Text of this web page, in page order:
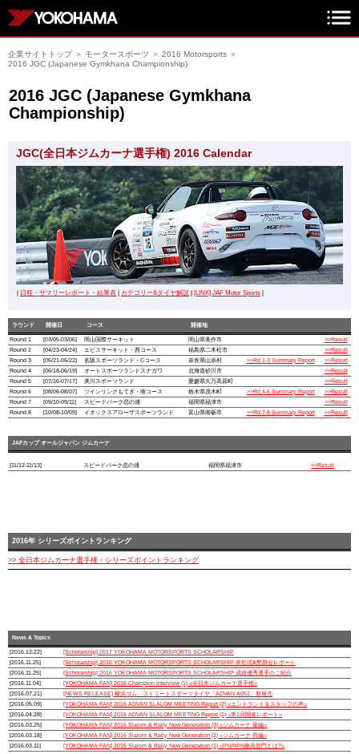
企業サイトトップ＞ モータースポーツ ＞ 2016 Motorsports ＞
2016 JGC (Japanese Gymkhana Championship)
2016 JGC (Japanese Gymkhana
Championship)
JGC(全日本ジムカーナ選手権) 2016 Calendar
日程・サマリーレポート・結果表 カテゴリー&タイヤ解説 [LINK] JAF Motor Sports
ラウンド 開催日 コース
開催地
Round 1
[03/05-03/06] 岡山国際サーキット 岡山県美作市
>>Result
Round 2
[04/23-04/24] エビスサーキット・西コース 福島県二本松市
>>Result
Round 3
[05/21-05/22] 名阪スポーツランド・Cコース 奈良県山添村 >>Rd.1-3 Summary Report
>>Result
Round 4
[06/18-06/19] オートスポーツランドスナガワ 北海道砂川市
>>Result
Round 5
[07/16-07/17] 美川スポーツランド 愛媛県久万高原町
>>Result
Round 6
[08/06-08/07] ツインリンクもてぎ・南コース 栃木県茂木町 >>Rd.4-6 Summary Report
>>Result
Round 7
[09/10-09/11] スピードパーク恋の浦 福岡県福津市
>>Result
Round 8
[10/08-10/09] イオックスアローザスポーツランド 富山県南砺市 >>Rd.7-8 Summary Report >>Result
JAFカップ オールジャパン ジムカーナ
[11/12-11/13] スピードパーク恋の浦 福岡県福津市 >>Result
2016年 シリーズポイントランキング
>> 全日本ジムカーナ選手権・シリーズポイントランキング
News & Topics
[2016.12.22]
[Scholarship] 2017 YOKOHAMA MOTORSPORTS SCHOLARSHIP
[2016.11.25]
[Scholarship] 2016 YOKOHAMA MOTORSPORTS SCHOLARSHIP 表彰式&懇親会レポート
[2016.11.25]
[Scholarship] 2016 YOKOHAMA MOTORSPORTS SCHOLARSHIP 成績優秀選手のご紹介
[2016.11.04]
[YOKOHAMA FAN] 2016 Champion Interview (1) =全日本ジムカーナ選手権=
[2016.07.21]
[NEWS RELEASE] 横浜ゴム、ストリートスポーツタイヤ「ADVAN A052」新発売
[2016.05.09]
[YOKOHAMA FAN] 2016 ADVAN SLALOM MEETING Report (2) =エントラント＆スタッフの声=
[2016.04.28]
[YOKOHAMA FAN] 2016 ADVAN SLALOM MEETING Report (1) =第1回開催レポート=
[2016.03.25]
[YOKOHAMA FAN] 2016 Slalom & Rally New Generation (3) =ジムカーナ 後編=
[2016.03.18]
[YOKOHAMA FAN] 2016 Slalom & Rally New Generation (2) =ジムカーナ 前編=
[2016.03.11]
[YOKOHAMA FAN] 2016 Slalom & Rally New Generation (1) =PN/RPN車両部門とは?=